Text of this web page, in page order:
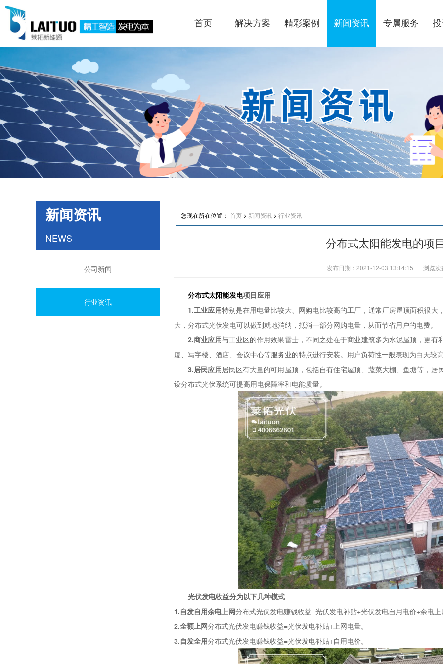
首页 解决方案 精彩案例 新闻资讯 专属服务
新闻资讯
NEWS
公司新闻
行业资讯
您现在所在位置： 首页 > 新闻资讯 > 行业资讯
分布式太阳能发电的项
发布日期：2021-12-03 13:14:15 浏览次
分布式太阳能发电项目应用
1.工业应用特别是在用电量比较大、网购电比较高的工厂，通常厂房屋顶面积很
大，分布式光伏发电可以做到就地消纳，抵消一部分网购电量，从而节省用户的电费。
2.商业应用与工业区的作用效果雷士，不同之处在于商业建筑多为水泥屋顶，更
厦、写字楼、酒店、会议中心等服务业的特点进行安装。用户负荷性一般表现为白天较
3.居民应用居民区有大量的可用屋顶，包括自有住宅屋顶、蔬菜大棚、鱼塘等，
设分布式光伏系统可提高用电保障率和电能质量。
光伏发电收益分为以下几种模式
1.自发自用余电上网分布式光伏发电赚钱收益=光伏发电补贴+光伏发电自用电价+余电
2.全额上网分布式光伏发电赚钱收益=光伏发电补贴+上网电量。
3.自发全用分布式光伏发电赚钱收益=光伏发电补贴+自用电价。